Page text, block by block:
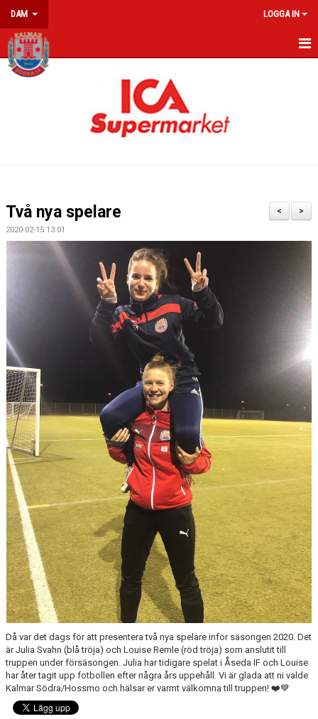
DAM LOGGA IN
HEM
BILDER
>
<
Två nya spelare
2020-02-15 13:01
Då var det dags för att presentera två nya spelare inför säsongen 2020. Det
är Julia Svahn (blå tröja) och Louise Remle (röd tröja) som anslutit till
truppen under försäsongen. Julia har tidigare spelat i Åseda IF och Louise
har åter tagit upp fotbollen efter några års uppehåll. Vi är glada att ni valde
Kalmar Södra/Hossmo och hälsar er varmt välkomna till truppen! ❤️💙